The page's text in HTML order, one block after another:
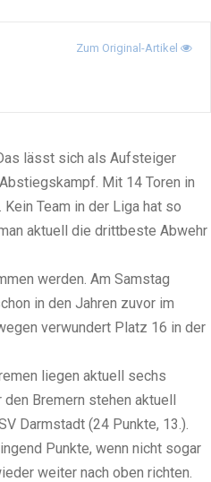
Zum Original-Artikel
lässt sich als Aufsteiger
Mit 14 Toren in
Team in der Liga hat so
aktuell die drittbeste Abwehr
werden. Am Samstag
in den Jahren zuvor im
verwundert Platz 16 in der
liegen aktuell sechs
Bremern stehen aktuell
Darmstadt (24 Punkte, 13.).
Punkte, wenn nicht sogar
weiter nach oben richten.